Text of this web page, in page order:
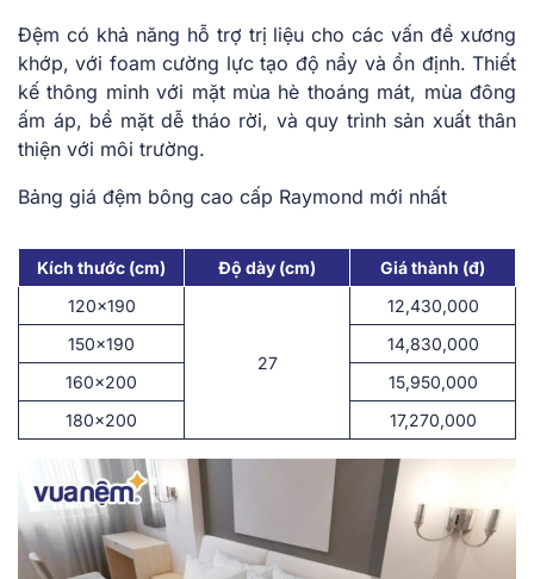
Đệm có khả năng hỗ trợ trị liệu cho các vấn đề xương
khớp, với foam cường lực tạo độ nẩy và ổn định. Thiết
kế thông minh với mặt mùa hè thoáng mát, mùa đông
ấm áp, bề mặt dễ tháo rời, và quy trình sản xuất thân
thiện với môi trường.
Bảng giá đệm bông cao cấp Raymond mới nhất
Kích thước (cm) Độ dày (cm)
Giá thành (đ)
120×190
27
12,430,000
150×190
14,830,000
160×200
15,950,000
180×200
17,270,000